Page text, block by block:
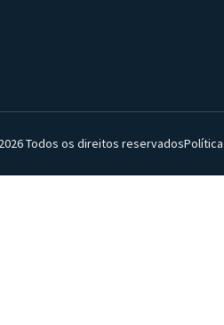
Todos os direitos reservados